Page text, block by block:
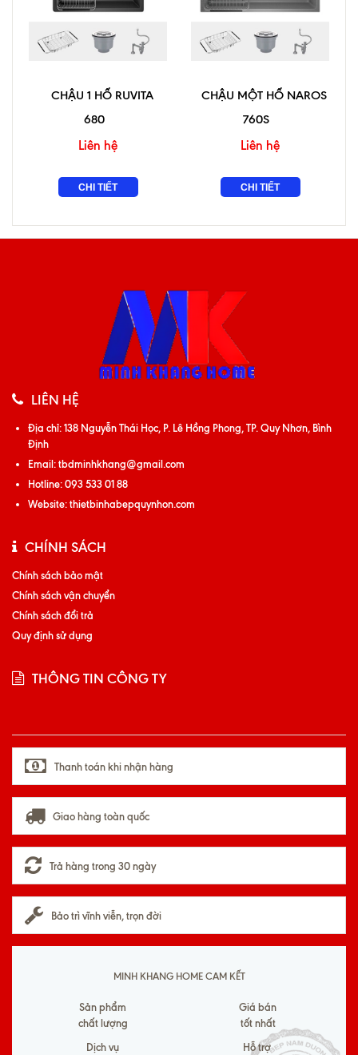
CHẬU 1 HỐ RUVITA
680
Liên hệ
CHI TIẾT
CHẬU MỘT HỐ NAROS
760S
Liên hệ
CHI TIẾT
LIÊN HỆ
Địa chỉ:138 Nguyễn Thái Học, P. Lê Hồng Phong, TP. Quy Nhơn, Bình
Định
Email:tbdminhkhang@gmail.com
Hotline:093 533 01 88
Website:thietbinhabepquynhon.com
CHÍNH SÁCH
Chính sách bảo mật
Chính sách vận chuyển
Chính sách đổi trả
Quy định sử dụng
THÔNG TIN CÔNG TY
Thanh toán khi nhận hàng
Giao hàng toàn quốc
Trả hàng trong 30 ngày
Bảo trì vĩnh viễn, trọn đời
MINH KHANG HOME CAM KẾT
Sản phẩm
chất lượng
Giá bán
tốt nhất
Dịch vụ
Hỗ trợ